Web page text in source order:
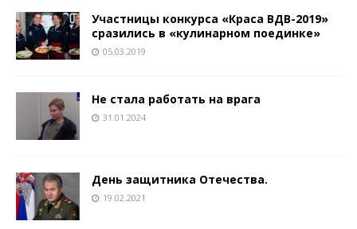
Участницы конкурса «Краса ВДВ-2019»
сразились в «кулинарном поединке»
05.03.2019
Не стала работать на врага
31.01.2024
День защитника Отечества.
19.02.2021